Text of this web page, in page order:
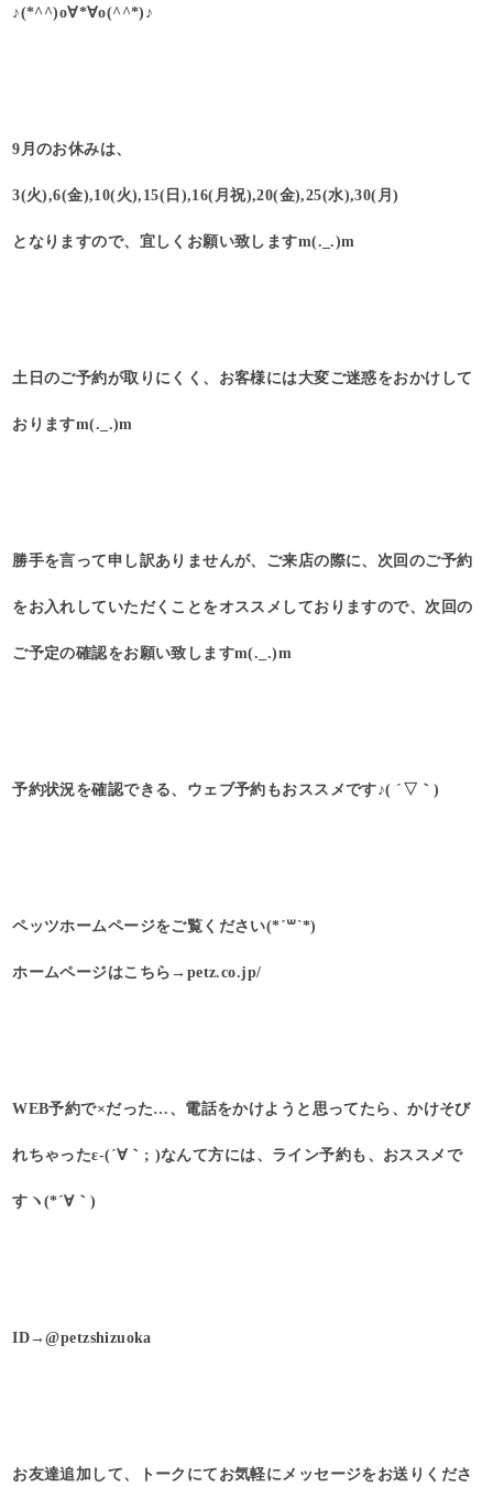
♪(*^^)o∀*∀o(^^*)♪
9月のお休みは、
3(火),6(金),10(火),15(日),16(月祝),20(金),25(水),30(月)
となりますので、宜しくお願い致しますm(._.)m
土日のご予約が取りにくく、お客様には大変ご迷惑をおかけして
おりますm(._.)m
勝手を言って申し訳ありませんが、ご来店の際に、次回のご予約
をお入れしていただくことをオススメしておりますので、次回の
ご予定の確認をお願い致しますm(._.)m
予約状況を確認できる、ウェブ予約もおススメです♪( ´▽｀)
ペッツホームページをご覧ください(*´꒳`*)
ホームページはこちら→petz.co.jp/
WEB予約で×だった…、電話をかけようと思ってたら、かけそび
れちゃったε-(´∀｀; )なんて方には、ライン予約も、おススメで
すヽ(*´∀｀)
ID→@petzshizuoka
お友達追加して、トークにてお気軽にメッセージをお送りくださ